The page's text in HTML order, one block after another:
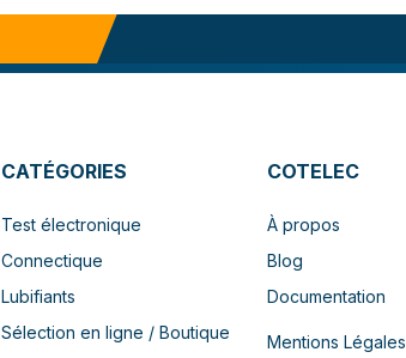
CATÉGORIES
Test électronique
Connectique
Lubifiants
Sélection en ligne / Boutique
COTELEC
À propos
Blog
Documentation
Mentions Légales